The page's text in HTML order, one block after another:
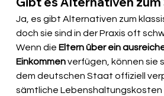
Ja, es gibt Alternativen zum
doch sie sind in der Praxis oft
Wenn die Eltern über ein
Einkommen verfügen, können sie
dem deutschen Staat offiziell
sämtliche Lebenshaltungskosten